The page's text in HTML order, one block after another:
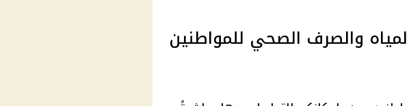
والصرف الصحي للمواطنين